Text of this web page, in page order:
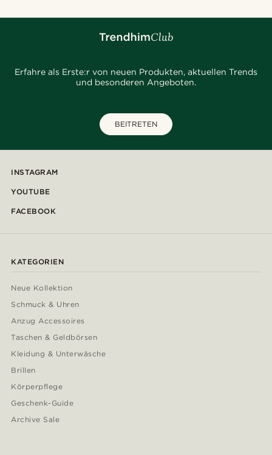
Erfahre als Erste:r von neuen Produkten, aktuellen Trends
und besonderen Angeboten.
BEITRETEN
INSTAGRAM
YOUTUBE
FACEBOOK
KATEGORIEN
Neue Kollektion
Schmuck & Uhren
Anzug Accessoires
Taschen & Geldbörsen
Kleidung & Unterwäsche
Brillen
Körperpflege
Geschenk-Guide
Archive Sale